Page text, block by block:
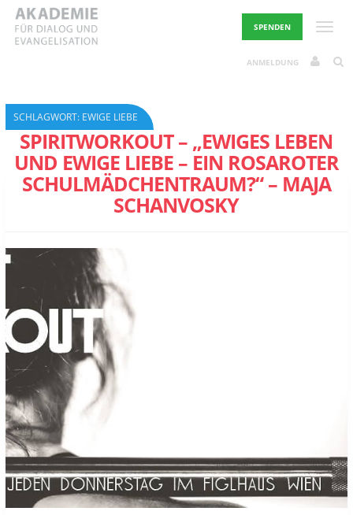
Skip
content
SPENDEN
ANMELDUNG
SCHLAGWORT: EWIGE LIEBE
SPIRITWORKOUT – „EWIGES LEBEN
UND EWIGE LIEBE – EIN ROSAROTER
SCHULMÄDCHENTRAUM?“ – MAJA
SCHANVOSKY